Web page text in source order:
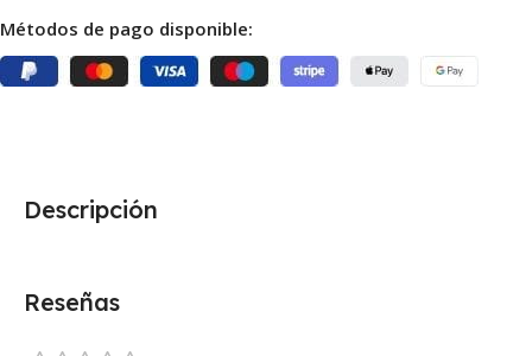
Métodos de pago disponible:
Descripción
Reseñas